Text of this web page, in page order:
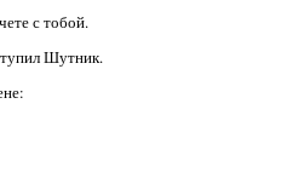
с тобой.
Шутник.